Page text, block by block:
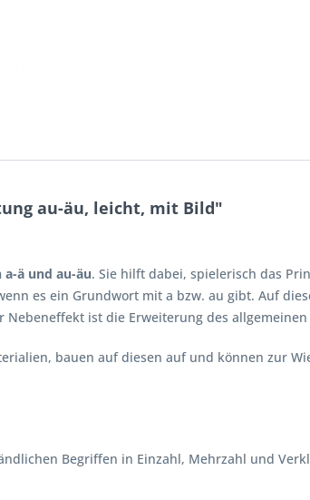
au-äu, leicht, mit Bild"
ä und au-äu. Sie hilft dabei, spielerisch das
es ein Grundwort mit a bzw. au gibt. Auf
ist die Erweiterung des allgemeinen
bauen auf diesen auf und können zur
Begriffen in Einzahl, Mehrzahl und